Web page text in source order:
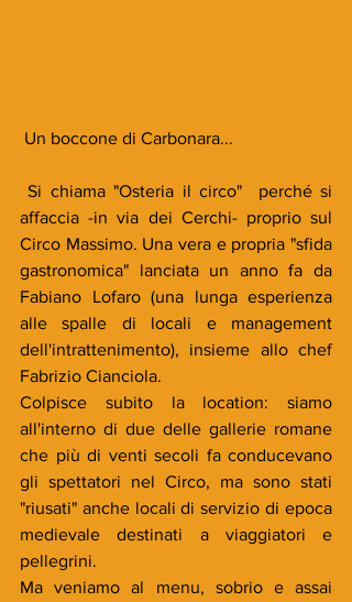
Un boccone di Carbonara...
Si chiama "Osteria il circo"  perché si
affaccia -in via dei Cerchi- proprio sul
Circo Massimo. Una vera e propria "sfida
gastronomica" lanciata un anno fa da
Fabiano Lofaro (una lunga esperienza
alle spalle di locali e management
dell'intrattenimento), insieme allo chef
Fabrizio Cianciola.
Colpisce subito la location: siamo
all'interno di due delle gallerie romane
che più di venti secoli fa conducevano
gli spettatori nel Circo, ma sono stati
"riusati" anche locali di servizio di epoca
medievale destinati a viaggiatori e
pellegrini.
Ma veniamo al menu, sobrio e assai